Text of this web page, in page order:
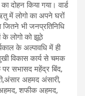
दोहन किया गया। वार्ड
में लोगो का अपने घरों
जितने भी जनप्रतिनिधि
के लोगो को झूठे
के अल्पावधि में ही
विकास कार्य से चमक
सभासद महेंद्र बिंद,
अहमद अंसारी,
अहमद, शफीक अहमद,